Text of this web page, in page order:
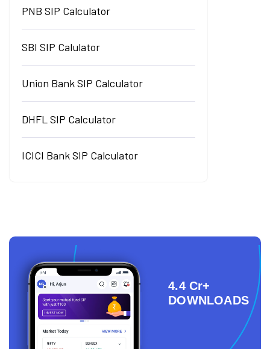
PNB SIP Calculator
SBI SIP Calulator
Union Bank SIP Calculator
DHFL SIP Calculator
ICICI Bank SIP Calculator
4.4 Cr+
DOWNLOADS